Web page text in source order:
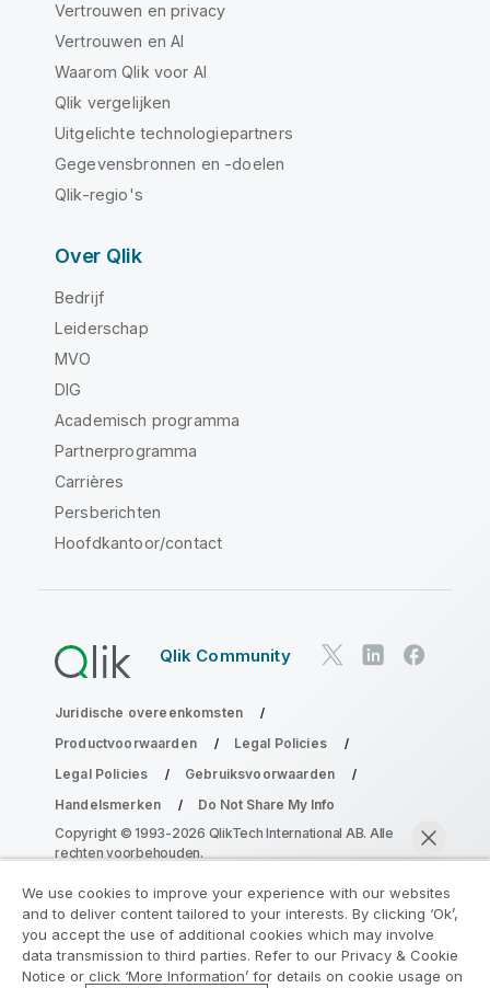
Vertrouwen en privacy
Vertrouwen en AI
Waarom Qlik voor AI
Qlik vergelijken
Uitgelichte technologiepartners
Gegevensbronnen en -doelen
Qlik-regio's
Over Qlik
Bedrijf
Leiderschap
MVO
DIG
Academisch programma
Partnerprogramma
Carrières
Persberichten
Hoofdkantoor/contact
Qlik Community
Juridische overeenkomsten
Productvoorwaarden
Legal Policies
Legal Policies
Gebruiksvoorwaarden
Handelsmerken
Do Not Share My Info
Copyright © 1993-2026 QlikTech International AB. Alle
rechten voorbehouden.
Neem deel aan het Analytics
Modernization Program
We use cookies to improve your experience with our websites
and to deliver content tailored to your interests. By clicking ‘Ok’,
you accept the use of additional cookies which may involve
data transmission to third parties. Refer to our Privacy & Cookie
Notice or click ‘More Information’ for details on cookie usage on